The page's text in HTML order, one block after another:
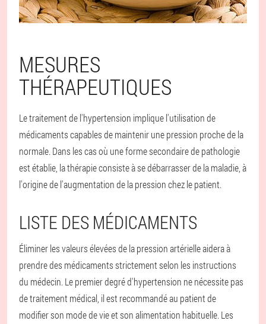
MESURES
THÉRAPEUTIQUES
Le traitement de l'hypertension implique l'utilisation de
médicaments capables de maintenir une pression proche de la
normale. Dans les cas où une forme secondaire de pathologie
est établie, la thérapie consiste à se débarrasser de la maladie, à
l'origine de l'augmentation de la pression chez le patient.
LISTE DES MÉDICAMENTS
Éliminer les valeurs élevées de la pression artérielle aidera à
prendre des médicaments strictement selon les instructions
du médecin. Le premier degré d'hypertension ne nécessite pas
de traitement médical, il est recommandé au patient de
modifier son mode de vie et son alimentation habituelle. Les